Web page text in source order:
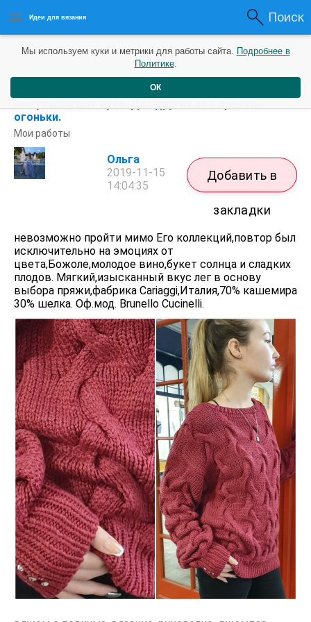
Идеи для вязания Поиск
⠀ У каждого человека свои звёзды. Одним — ...
огоньки.
Мои работы
Ольга
2019-11-15
14:04:35
Добавить в
закладки
невозможно пройти мимо Его коллекций,повтор был
исключительно на эмоциях от
цвета,Божоле,молодое вино,букет солнца и сладких
плодов. Мягкий,изысканный вкус лег в основу
выбора пряжи,фабрика Cariaggi,Италия,70% кашемира
30% шелка. Оф.мод. Brunello Cucinelli.
Мы используем куки и метрики для работы сайта. Подробнее в
Политике.
ОК